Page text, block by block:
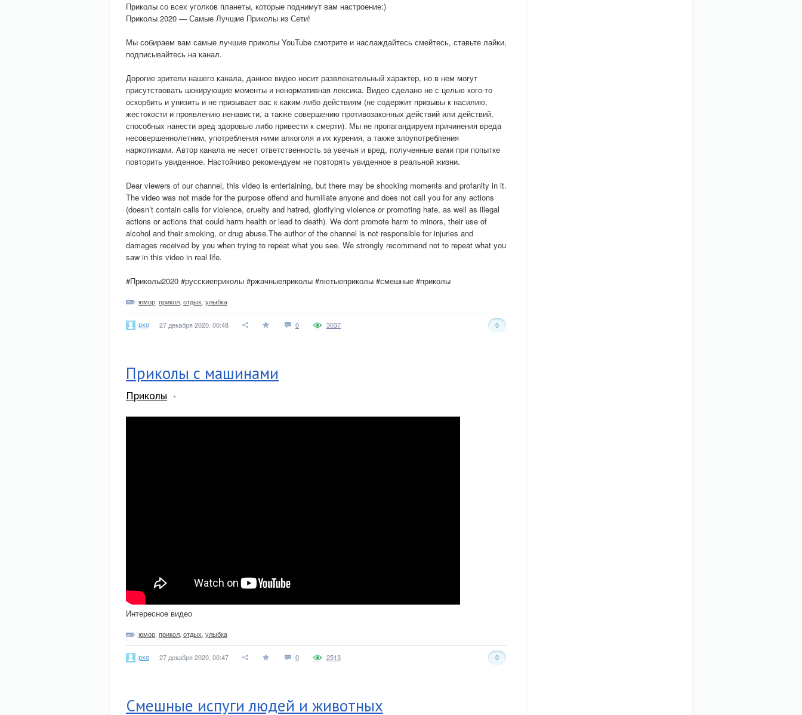
Приколы со всех уголков планеты, которые поднимут вам настроение:)
Приколы 2020 — Самые Лучшие Приколы из Сети!
Мы собираем вам самые лучшие приколы YouTube смотрите и наслаждайтесь смейтесь, ставьте лайки,
подписывайтесь на канал.
Дорогие зрители нашего канала, данное видео носит развлекательный характер, но в нем могут
присутствовать шокирующие моменты и ненормативная лексика. Видео сделано не с целью кого-то
оскорбить и унизить и не призывает вас к каким-либо действиям (не содержит призывы к насилию,
жестокости и проявлению ненависти, а также совершению противозаконных действий или действий,
способных нанести вред здоровью либо привести к смерти). Мы не пропагандируем причинения вреда
несовершеннолетним, употребления ними алкоголя и их курения, а также злоупотребления
наркотиками. Автор канала не несет ответственность за увечья и вред, полученные вами при попытке
повторить увиденное. Настойчиво рекомендуем не повторять увиденное в реальной жизни.
Dear viewers of our channel, this video is entertaining, but there may be shocking moments and profanity in it.
The video was not made for the purpose offend and humiliate anyone and does not call you for any actions
(doesn’t contain calls for violence, cruelty and hatred, glorifying violence or promoting hate, as well as illegal
actions or actions that could harm health or lead to death). We dont promote harm to minors, their use of
alcohol and their smoking, or drug abuse.The author of the channel is not responsible for injuries and
damages received by you when trying to repeat what you see. We strongly recommend not to repeat what you
saw in this video in real life.
#Приколы2020 #русскиеприколы #ржачныеприколы #лютыеприколы #смешные #приколы
юмор прикол отдых улыбка
pxo 27 декабря 2020, 00:48 0 0
3037
Приколы с машинами
Приколы
Интересное видео
юмор прикол отдых улыбка
pxo 27 декабря 2020, 00:47 0 0
2513
Смешные испуги людей и животных